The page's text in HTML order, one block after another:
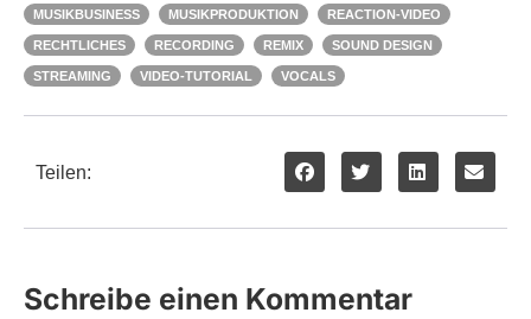
MUSIKBUSINESS MUSIKPRODUKTION REACTION-VIDEO
RECHTLICHES RECORDING REMIX SOUND DESIGN
STREAMING VIDEO-TUTORIAL VOCALS
Teilen:
Schreibe einen Kommentar